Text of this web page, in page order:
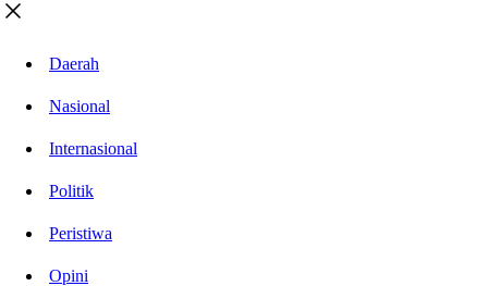
Daerah
Nasional
Internasional
Politik
Peristiwa
Opini